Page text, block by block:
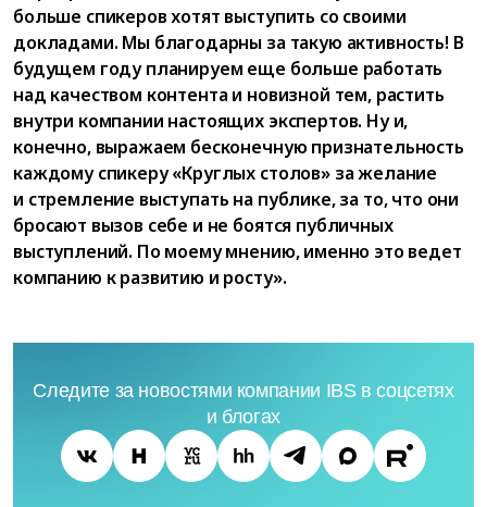
больше спикеров хотят выступить со своими
докладами. Мы благодарны за такую активность! В
будущем году планируем еще больше работать
над качеством контента и новизной тем, растить
внутри компании настоящих экспертов. Ну и,
конечно, выражаем бесконечную признательность
каждому спикеру «Круглых столов» за желание
и стремление выступать на публике, за то, что они
бросают вызов себе и не боятся публичных
выступлений. По моему мнению, именно это ведет
компанию к развитию и росту».
Следите за новостями компании IBS в соцсетях
и блогах